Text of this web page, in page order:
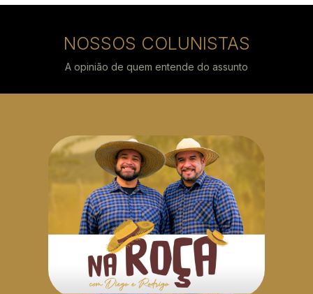
NOSSOS COLUNISTAS
A opinião de quem entende do assunto